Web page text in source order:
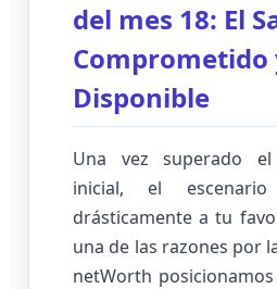
del mes 18: El
Comprometido
Disponible
Una vez superado
inicial, el escenario
drásticamente a tu
una de las razones por
netWorth